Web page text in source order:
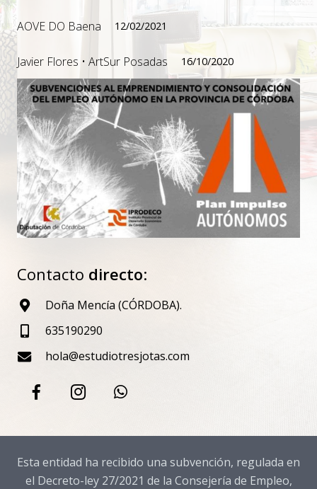
AOVE DO Baena 12/02/2021
Javier Flores • ArtSur Posadas 16/10/2020
Contacto directo:
Doña Mencía (CÓRDOBA).
635190290
hola@estudiotresjotas.com
Esta entidad ha recibido una subvención, regulada en
el Decreto-ley 27/2021 de la Consejería de Empleo,